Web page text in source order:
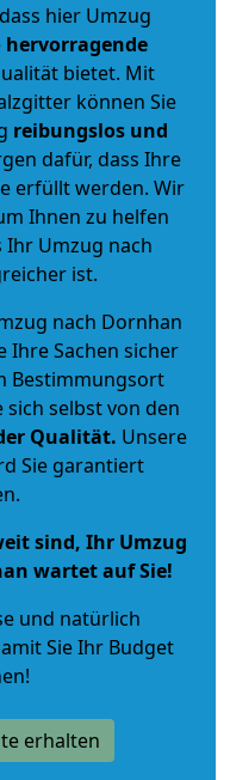
hier Umzug
hervorragende
bietet. Mit
können Sie
reibungslos und
dafür, dass Ihre
erfüllt werden. Wir
Ihnen zu helfen
Ihr Umzug nach
ist.
nach Dornhan
Ihre Sachen sicher
Bestimmungsort
selbst von den
Qualität. Unsere
Sie garantiert
sind, Ihr Umzug
wartet auf Sie!
und natürlich
Sie Ihr Budget
erhalten